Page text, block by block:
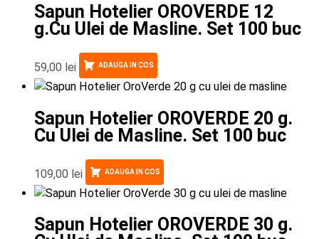
Sapun Hotelier OROVERDE 12
g.Cu Ulei de Masline. Set 100 buc
59,00 lei ADAUGA IN COS
Sapun Hotelier OROVERDE 20 g.
Cu Ulei de Masline. Set 100 buc
109,00 lei ADAUGA IN COS
Sapun Hotelier OROVERDE 30 g.